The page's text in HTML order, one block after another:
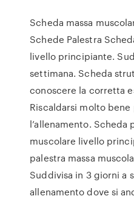
Scheda massa
Schede Palestra
livello principiante.
settimana. Scheda
conoscere la corretta
Riscaldarsi molto
l’allenamento. Scheda
muscolare livello
palestra massa
Suddivisa in 3 giorni a
allenamento dove si